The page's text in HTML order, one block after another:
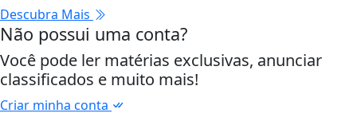
Descubra Mais
Não possui uma conta?
Você pode ler matérias exclusivas, anunciar
classificados e muito mais!
Criar minha conta